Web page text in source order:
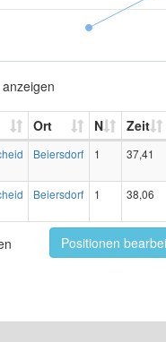
Ort N Zeit
Beiersdorf 1 37,41
Beiersdorf 1 38,06
Positionen